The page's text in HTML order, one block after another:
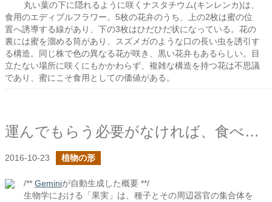
丸い葉の下に隠れるように咲くナスタチウム(キンレンカ)は、
食用のエディブルフラワー。5枚の花弁のうち、上の2枚は蜜の位
置へ誘導する線があり、下の3枚はひだひだ状になっている。花の
裏には蜜を溜める筒があり、スズメガのような口の長い虫を誘引す
る構造。同じ株で色の異なる花が咲き、黒い花弁もあるらしい。目
立たない場所に咲くにもかかわらず、複雑な構造を持つ花は不思議
であり、蜜にこそ食用としての価値がある。
運んでもらう必要がなければ、食べられる必要はない
2016-10-23 植物の形
/** Geminiが自動生成した概要 **/
生物学における「果実」は、種子とその周辺器官の集合体を